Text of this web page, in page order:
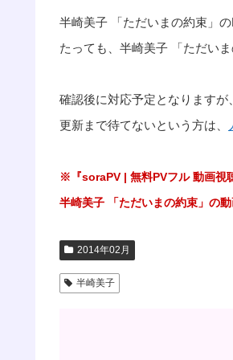
半崎美子 「ただいまの約束」
たっても、半崎美子 「ただい
確認後に対応予定となりますが
更新まで待てないという方は、
※『soraPV | 無料PVフル 動画視
半崎美子 「ただいまの約束」の
2014年02月
半崎美子